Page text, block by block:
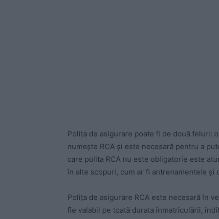
Polița de asigurare poate fi de două feluri:
numește RCA și este necesară pentru a
care polita RCA nu este obligatorie este
în alte scopuri, cum ar fi antrenamentele și
Polița de asigurare RCA este necesară în
fie valabil pe toată durata înmatriculării,